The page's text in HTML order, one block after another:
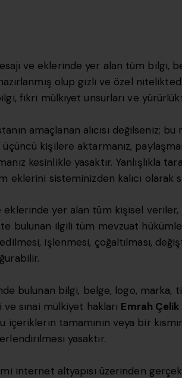
ve eklerinde yer alan tüm bilgi,
olup gizli ve özel
fikri mülkiyet unsurları ve
amaçlanan alıcısı değilseniz;
kişilere aktarmanız,
kesinlikle yasaktır. Yanlışlıkla
eklerini sisteminizden kalıcı olarak
eklerinde yer alan tüm kişisel veriler,
bulunan ilgili tüm mevzuat
işlenmesi, çoğaltılması,
bulunan bilgi, belge, logo, marka,
sınai mülkiyet hakları Emrah
içeriklerin tamamının veya bir
yasaktır.
internet altyapısı üzerinden